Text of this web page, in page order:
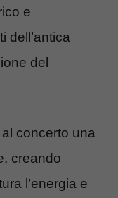
e
dell’antica
del
concerto una
creando
l’energia e